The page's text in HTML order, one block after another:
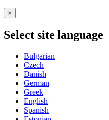
×
Select site language
Bulgarian
Czech
Danish
German
Greek
English
Spanish